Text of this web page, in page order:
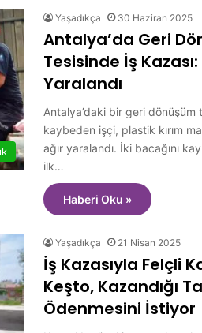
Yaşadıkça 30 Haziran 2025
Antalya’da Geri
Tesisinde İş Kazası:
Yaralandı
Antalya’daki bir geri dönüşüm
kaybeden işçi, plastik kırım
ağır yaralandı. İki bacağını
ilk…
Haberi Oku »
Yaşadıkça 21 Nisan 2025
İş Kazasıyla Felçli
Keşto, Kazandığı
Ödenmesini İstiyor